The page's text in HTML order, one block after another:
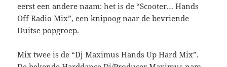
eerst een andere naam: het is de “Scooter… Hands
Off Radio Mix”, een knipoog naar de bevriende
Duitse popgroep.
Mix twee is de “Dj Maximus Hands Up Hard Mix”.